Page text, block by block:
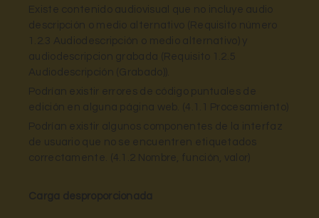
Existe contenido audiovisual que no incluye audio
descripción o medio alternativo (Requisito número
1.2.3 Audiodescripción o medio alternativo) y
audiodescripcion grabada (Requisito 1.2.5
Audiodescripción (Grabado)).
Podrían existir errores de código puntuales de
edición en alguna página web. (4.1.1 Procesamiento)
Podrían existir algunos componentes de la interfaz
de usuario que no se encuentren etiquetados
correctamente. (4.1.2 Nombre, función, valor)
Carga desproporcionada